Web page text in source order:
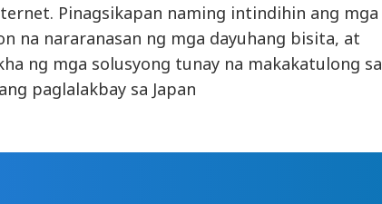
Pinagsikapan naming intindihin ang mga
na nararanasan ng mga dayuhang bisita, at
ng mga solusyong tunay na makakatulong sa
paglalakbay sa Japan